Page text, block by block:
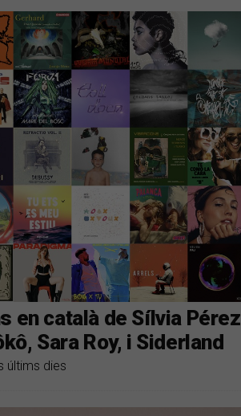
en català de Sílvia Pérez
Sara Roy, i Siderland
últims dies